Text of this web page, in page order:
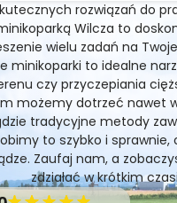
rozwiązań do
Wilcza to
wielu zadań na
minikoparki to idealne
czy przyczepiania
możemy dotrzeć nawet
tradycyjne metody
to szybko i sprawnie,
Zaufaj nam, a
zdziałać w krótkim